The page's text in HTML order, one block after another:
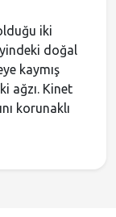
iki
doğal
kaymış
ağzı. Kinet
korunaklı